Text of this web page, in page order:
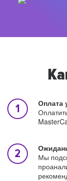
Оплата
Мы